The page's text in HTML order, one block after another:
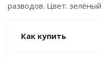
разводов. Цвет:
Как купить